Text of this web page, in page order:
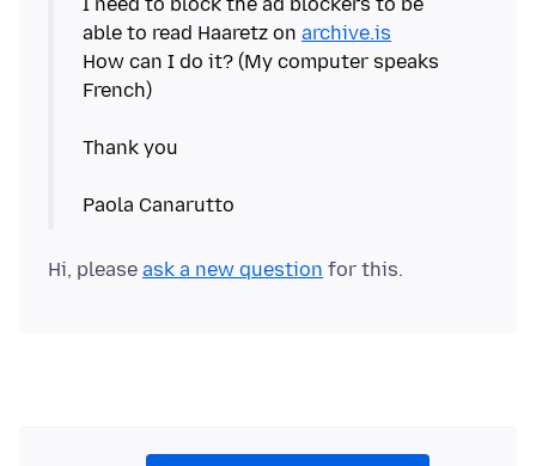
able to read Haaretz on archive.is
How can I do it? (My computer speaks
French)
Thank you
Hi, please ask a new question